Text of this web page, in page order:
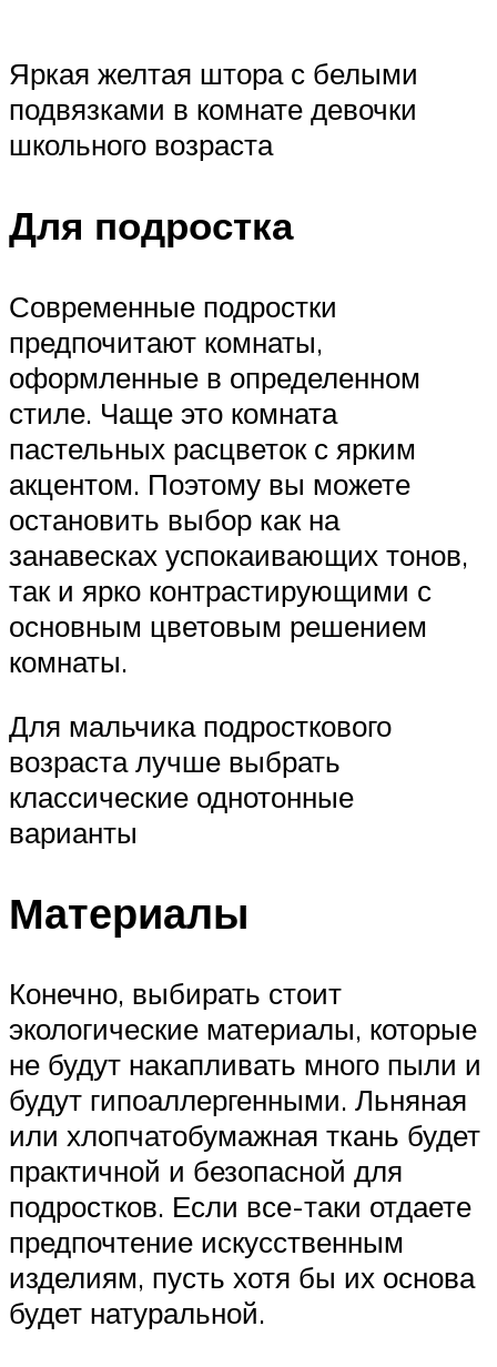
Яркая желтая штора с белыми
подвязками в комнате девочки
школьного возраста
Для подростка
Современные подростки
предпочитают комнаты,
оформленные в определенном
стиле. Чаще это комната
пастельных расцветок с ярким
акцентом. Поэтому вы можете
остановить выбор как на
занавесках успокаивающих тонов,
так и ярко контрастирующими с
основным цветовым решением
комнаты.
Для мальчика подросткового
возраста лучше выбрать
классические однотонные
варианты
Материалы
Конечно, выбирать стоит
экологические материалы, которые
не будут накапливать много пыли и
будут гипоаллергенными. Льняная
или хлопчатобумажная ткань будет
практичной и безопасной для
подростков. Если все-таки отдаете
предпочтение искусственным
изделиям, пусть хотя бы их основа
будет натуральной.